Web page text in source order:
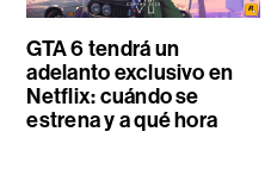
GTA 6 tendrá un
adelanto exclusivo en
Netflix: cuándo se
estrena y a qué hora